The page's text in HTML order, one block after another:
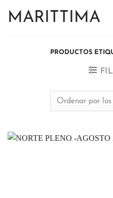
MARITTIMA
PRODUCTOS